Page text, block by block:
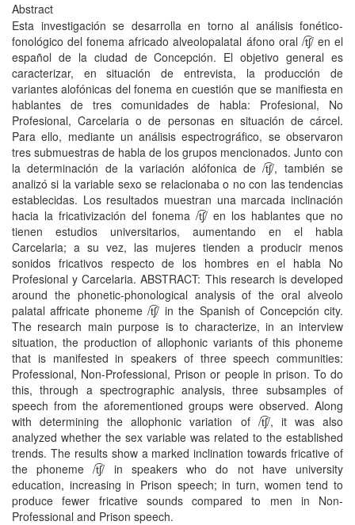
Abstract
Esta investigación se desarrolla en torno al análisis fonético-
fonológico del fonema africado alveolopalatal áfono oral /t͡ʃ/ en el
español de la ciudad de Concepción. El objetivo general es
caracterizar, en situación de entrevista, la producción de
variantes alofónicas del fonema en cuestión que se manifiesta en
hablantes de tres comunidades de habla: Profesional, No
Profesional, Carcelaria o de personas en situación de cárcel.
Para ello, mediante un análisis espectrográfico, se observaron
tres submuestras de habla de los grupos mencionados. Junto con
la determinación de la variación alófonica de /t͡ʃ/, también se
analizó si la variable sexo se relacionaba o no con las tendencias
establecidas. Los resultados muestran una marcada inclinación
hacia la fricativización del fonema /t͡ʃ/ en los hablantes que no
tienen estudios universitarios, aumentando en el habla
Carcelaria; a su vez, las mujeres tienden a producir menos
sonidos fricativos respecto de los hombres en el habla No
Profesional y Carcelaria. ABSTRACT: This research is developed
around the phonetic-phonological analysis of the oral alveolo
palatal affricate phoneme /t͡ʃ/ in the Spanish of Concepción city.
The research main purpose is to characterize, in an interview
situation, the production of allophonic variants of this phoneme
that is manifested in speakers of three speech communities:
Professional, Non-Professional, Prison or people in prison. To do
this, through a spectrographic analysis, three subsamples of
speech from the aforementioned groups were observed. Along
with determining the allophonic variation of /t͡ʃ/, it was also
analyzed whether the sex variable was related to the established
trends. The results show a marked inclination towards fricative of
the phoneme /t͡ʃ/ in speakers who do not have university
education, increasing in Prison speech; in turn, women tend to
produce fewer fricative sounds compared to men in Non-
Professional and Prison speech.